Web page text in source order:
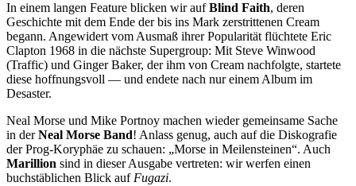
In einem langen Feature blicken wir aufBlind Faith, deren
Geschichte mit dem Ende der bis ins Mark zerstrittenen Cream
begann. Angewidert vom Ausmaß ihrer Popularität flüchtete Eric
Clapton 1968 in die nächste Supergroup: Mit Steve Winwood
(Traffic) und Ginger Baker, der ihm von Cream nachfolgte, startete
diese hoffnungsvoll — und endete nach nur einem Album im
Desaster.
Neal Morse und Mike Portnoy machen wieder gemeinsame Sache
in derNeal Morse Band! Anlass genug, auch auf die Diskografie
der Prog-Koryphäe zu schauen: „Morse in Meilensteinen“. Auch
Marillion sind in dieser Ausgabe vertreten: wir werfen einen
buchstäblichen Blick auf Fugazi.